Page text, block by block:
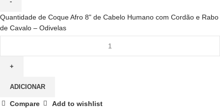
Quantidade de Coque Afro 8" de Cabelo Humano com Cordão e Rabo
de Cavalo – Odivelas
ADICIONAR
Compare
Add to wishlist